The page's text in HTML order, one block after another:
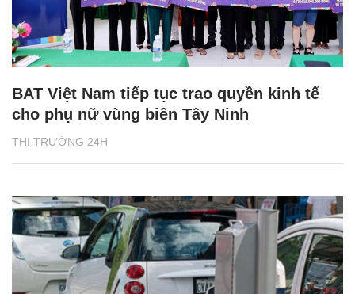
THỊ TRƯỜNG 24H
BAT Việt Nam tiếp tục trao quyền kinh tế
cho phụ nữ vùng biên Tây Ninh